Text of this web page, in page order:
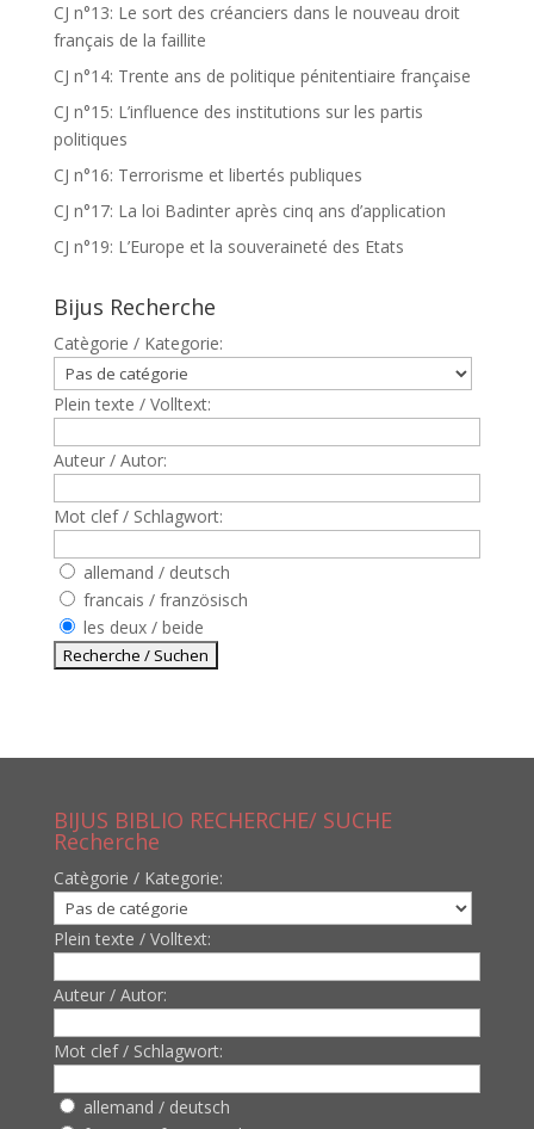
CJ n°13: Le sort des créanciers dans le nouveau droit
français de la faillite
CJ n°14: Trente ans de politique pénitentiaire française
CJ n°15: L’influence des institutions sur les partis
politiques
CJ n°16: Terrorisme et libertés publiques
CJ n°17: La loi Badinter après cinq ans d’application
CJ n°19: L’Europe et la souveraineté des Etats
Bijus Recherche
Catègorie / Kategorie:
Plein texte / Volltext:
Auteur / Autor:
Mot clef / Schlagwort:
allemand / deutsch
francais / französisch
les deux / beide
BIJUS BIBLIO RECHERCHE/ SUCHE
Recherche
Catègorie / Kategorie:
Plein texte / Volltext:
Auteur / Autor:
Mot clef / Schlagwort:
allemand / deutsch